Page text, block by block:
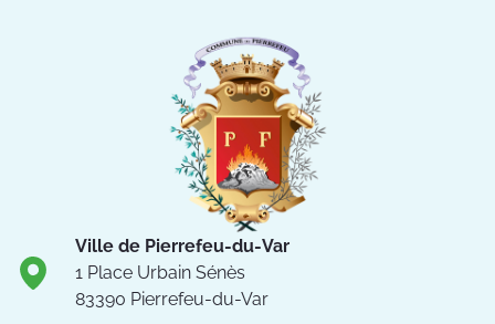
Ville de Pierrefeu-du-Var
1 Place Urbain Sénès
83390 Pierrefeu-du-Var